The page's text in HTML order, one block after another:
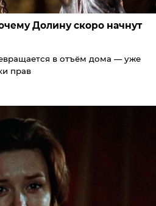
Долину скоро начнут
в отъём дома — уже
прав